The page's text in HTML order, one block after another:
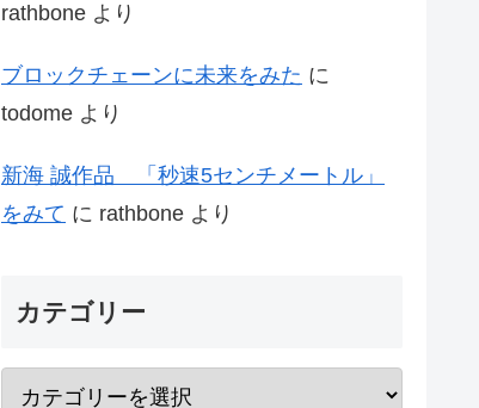
rathbone より
ブロックチェーンに未来をみた に
todome より
新海 誠作品 「秒速5センチメートル」
をみて に rathbone より
カテゴリー